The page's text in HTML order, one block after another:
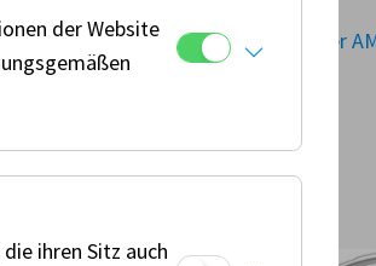
Technische Bestimmungen der
- E1-AMF
- H/A, H/N, R3/H und H-AMF
der Website
ihren Sitz auch